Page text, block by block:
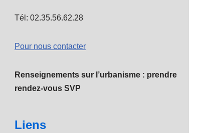
Tél: 02.35.56.62.28
Pour nous contacter
Renseignements sur l’urbanisme : prendre
rendez-vous SVP
Liens